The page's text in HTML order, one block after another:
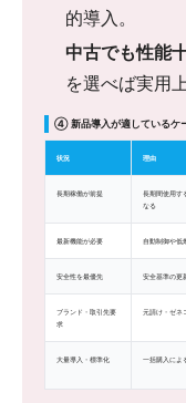
的導入。
中古でも性能
を選べば実用
④ 新品導入が適しているケ
状況 理由
長期稼働が前提
長期間使用す
なる
最新機能が必要 自動制御や低
安全性を最優先 安全基準の更
ブランド・取引先要
求
元請け・ゼネ
大量導入・標準化 一括購入によ